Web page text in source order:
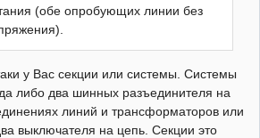
(обе опробующих линии без
у Вас секции или системы. Системы
либо два шинных разъединителя на
линий и трансформаторов или
выключателя на цепь. Секции это